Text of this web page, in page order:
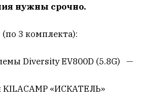
нужны срочно.
3 комплекта):
Diversity EV800D (5.8G) —
KILACAMP «ИСКАТЕЛЬ»